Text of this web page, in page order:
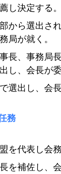
し決定する。
から選出さ
局が就く。
長、事務局
し、会長が委
選出し、会
務
を代表し会
を補佐し、